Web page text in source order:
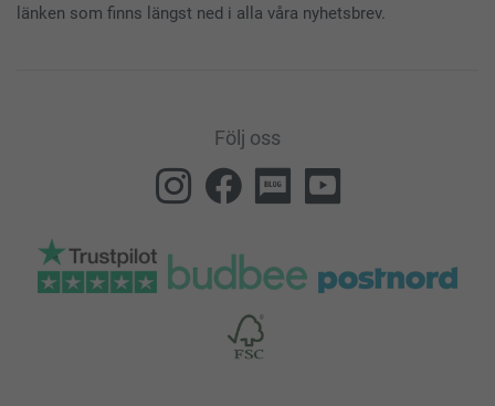
länken som finns längst ned i alla våra nyhetsbrev.
Följ oss